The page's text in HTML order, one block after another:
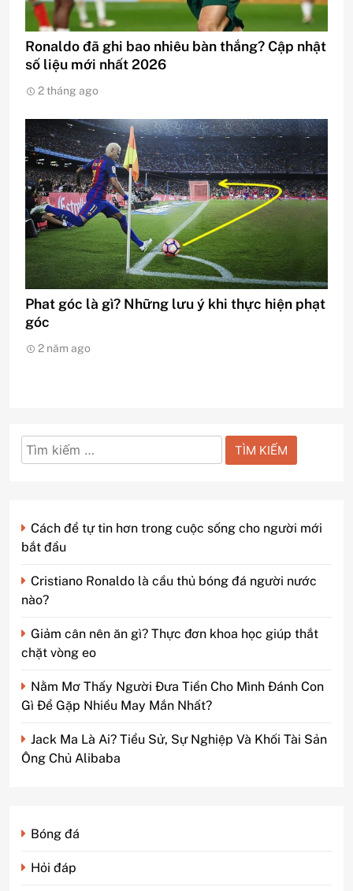
Ronaldo đã ghi bao nhiêu bàn thắng? Cập nhật
số liệu mới nhất 2026
2 tháng ago
Phat góc là gì? Những lưu ý khi thực hiện phạt
góc
2 năm ago
Tìm
kiếm
Cách để tự tin hơn trong cuộc sống cho người mới
bắt đầu
Cristiano Ronaldo là cầu thủ bóng đá người nước
nào?
Giảm cân nên ăn gì? Thực đơn khoa học giúp thắt
chặt vòng eo
Nằm Mơ Thấy Người Đưa Tiền Cho Mình Đánh Con
Gì Để Gặp Nhiều May Mắn Nhất?
Jack Ma Là Ai? Tiểu Sử, Sự Nghiệp Và Khối Tài Sản
Ông Chủ Alibaba
Bóng đá
Hỏi đáp